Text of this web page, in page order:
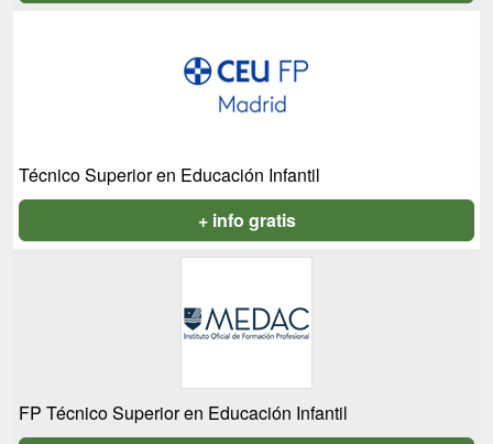
Técnico Superior en Educación Infantil
+ info gratis
FP Técnico Superior en Educación Infantil